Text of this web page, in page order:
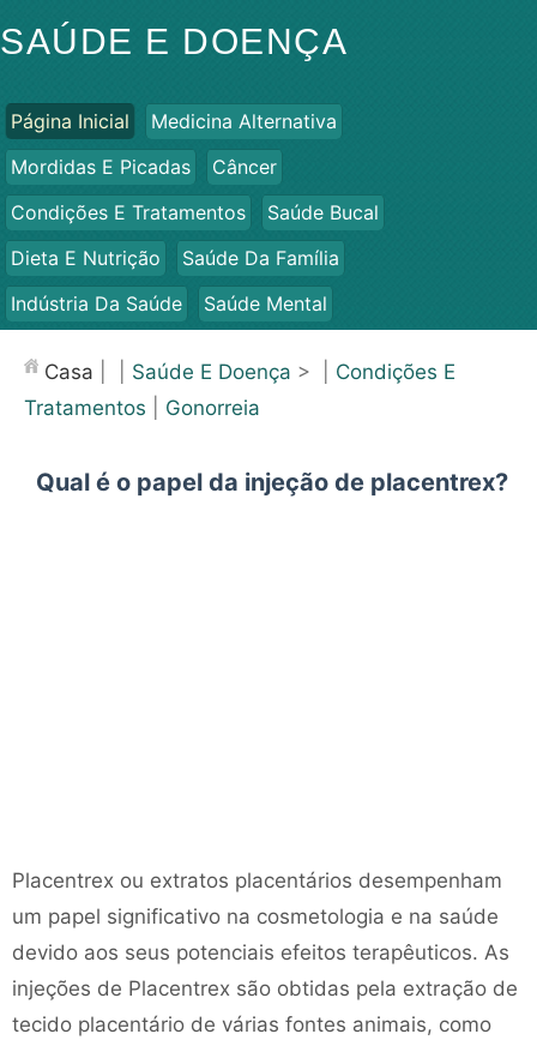
SAÚDE E DOENÇA
Página Inicial
Medicina Alternativa
Mordidas E Picadas
Câncer
Condições E Tratamentos
Saúde Bucal
Dieta E Nutrição
Saúde Da Família
Indústria Da Saúde
Saúde Mental
Saúde
Casa Saúde E Doença > | Condições E
Tratamentos
Gonorreia
Qual é o papel da injeção de placentrex?
Placentrex ou extratos placentários desempenham
um papel significativo na cosmetologia e na saúde
devido aos seus potenciais efeitos terapêuticos. As
injeções de Placentrex são obtidas pela extração de
tecido placentário de várias fontes animais, como